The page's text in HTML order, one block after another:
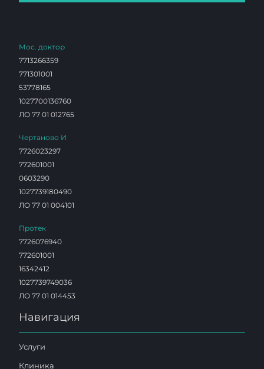
Мос. доктор
7713266359
771301001
53778165
1027700136760
ЛО 77 01 012765
Чертаново И
7726023297
772601001
0603290
1027739180490
ЛО 77 01 004101
Протек
7726076940
772601001
16342412
1027739749036
ЛО 77 01 014453
Навигация
Услуги
Клиника